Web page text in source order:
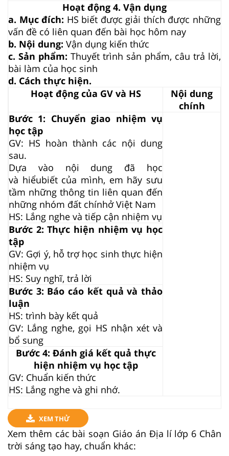
Hoạt động 4. Vận dụng
a. Mục đích: HS biết được giải thích được những
vấn đề có liên quan đến bài học hôm nay
b. Nội dung: Vận dụng kiến thức
c. Sản phẩm: Thuyết trình sản phẩm, câu trả lời,
bài làm của học sinh
d. Cách thực hiện.
Hoạt động của GV và HS
Nội dung
chính
Bước 1: Chuyển giao nhiệm vụ
học tập
GV: HS hoàn thành các nội dung
sau.
Dựa vào nội dung đã học
và hiểubiết của mình, em hãy sưu
tầm những thông tin liên quan đến
những nhóm đất chínhở Việt Nam
HS: Lắng nghe và tiếp cận nhiệm vụ
Bước 2: Thực hiện nhiệm vụ học
tập
GV: Gợi ý, hỗ trợ học sinh thực hiện
nhiệm vụ
HS: Suy nghĩ, trả lời
Bước 3: Báo cáo kết quả và thảo
luận
HS: trình bày kết quả
GV: Lắng nghe, gọi HS nhận xét và
bổ sung
Bước 4: Đánh giá kết quả thực
hiện nhiệm vụ học tập
GV: Chuẩn kiến thức
HS: Lắng nghe và ghi nhớ.
XEM THỬ
Xem thêm các bài soạn Giáo án Địa lí lớp 6 Chân
trời sáng tạo hay, chuẩn khác: